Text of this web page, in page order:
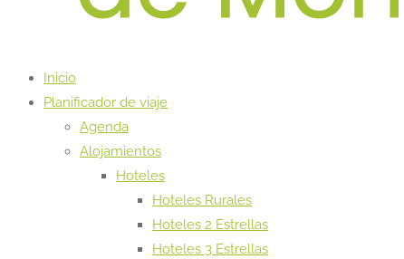
Inicio
Planificador de viaje
Agenda
Alojamientos
Hoteles
Hoteles Rurales
Hoteles 2 Estrellas
Hoteles 3 Estrellas